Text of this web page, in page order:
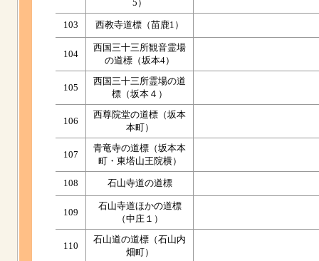
5）
103 西教寺道標（苗鹿1）
104
西国三十三所観音霊場
の道標（坂本4）
105
西国三十三所霊場の道
標（坂本４）
106
西尊院堂の道標（坂本
本町）
107
青竜寺の道標（坂本本
町・東塔山王院横）
108 石山寺道の道標
109
石山寺道ほかの道標
（中庄１）
110
石山道の道標（石山内
畑町）